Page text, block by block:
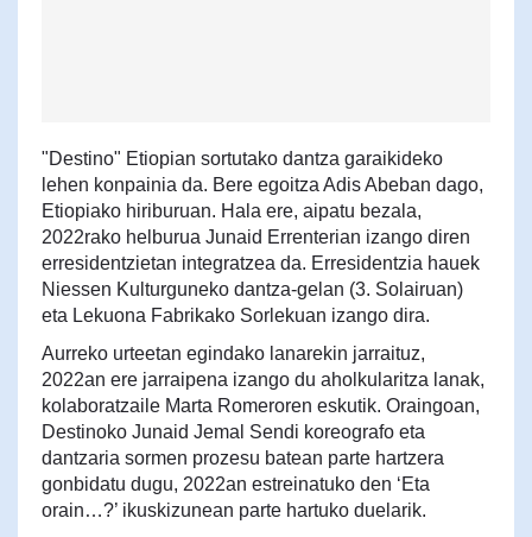
"Destino" Etiopian sortutako dantza garaikideko
lehen konpainia da. Bere egoitza Adis Abeban dago,
Etiopiako hiriburuan. Hala ere, aipatu bezala,
2022rako helburua Junaid Errenterian izango diren
erresidentzietan integratzea da. Erresidentzia hauek
Niessen Kulturguneko dantza-gelan (3. Solairuan)
eta Lekuona Fabrikako Sorlekuan izango dira.
Aurreko urteetan egindako lanarekin jarraituz,
2022an ere jarraipena izango du aholkularitza lanak,
kolaboratzaile Marta Romeroren eskutik. Oraingoan,
Destinoko Junaid Jemal Sendi koreografo eta
dantzaria sormen prozesu batean parte hartzera
gonbidatu dugu, 2022an estreinatuko den ‘Eta
orain…?’ ikuskizunean parte hartuko duelarik.